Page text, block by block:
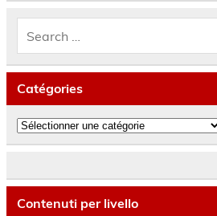
Catégories
Catégories
Contenuti per livello